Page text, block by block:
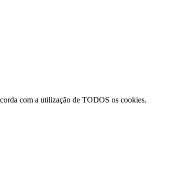
com a utilização de TODOS os cookies.